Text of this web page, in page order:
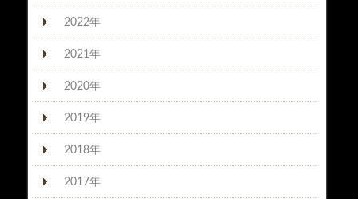
2022年
2021年
2020年
2019年
2018年
2017年